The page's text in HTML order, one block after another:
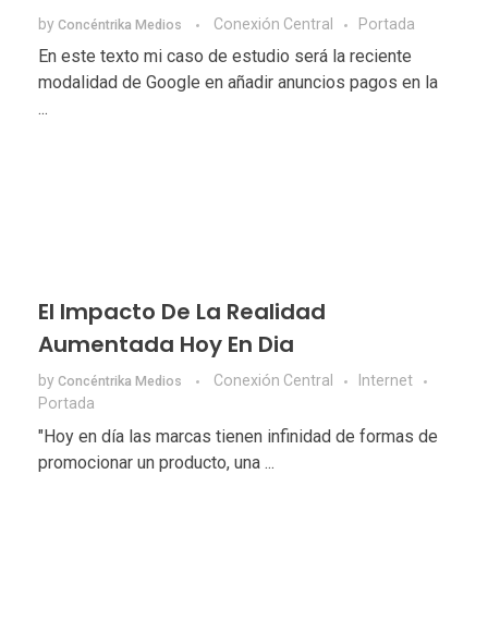
by Concéntrika Medios Conexión Central Portada
En este texto mi caso de estudio será la reciente
modalidad de Google en añadir anuncios pagos en la
...
El Impacto De La Realidad
Aumentada Hoy En Dia
by Concéntrika Medios Conexión Central
Internet
Portada
"Hoy en día las marcas tienen infinidad de formas de
promocionar un producto, una ...